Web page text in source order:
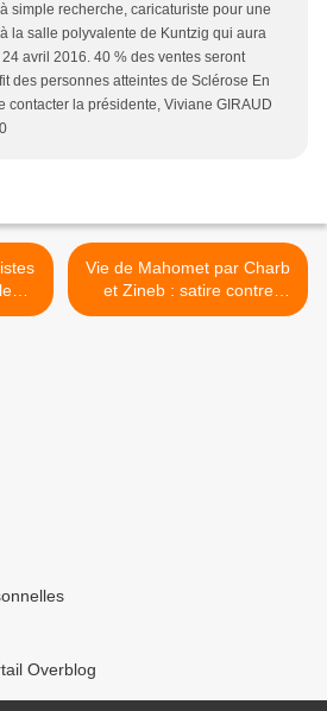
simple recherche, caricaturiste pour une
la salle polyvalente de Kuntzig qui aura
avril 2016. 40 % des ventes seront
des personnes atteintes de Sclérose En
contacter la présidente, Viviane GIRAUD
Vie de Mahomet par Charb
et Zineb : satire contre
l’islam ? (Hors-série de
Overblog